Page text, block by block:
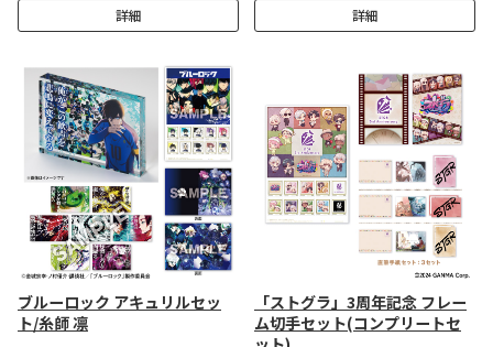
詳細 詳細
ブルーロック アキュリルセッ
ト/糸師 凛
「ストグラ」3周年記念 フレー
ム切手セット(コンプリートセ